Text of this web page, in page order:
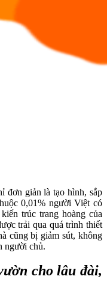
đơn giản là tạo hình, sắp
0,01% người Việt có
trúc trang hoàng của
trải qua quá trình thiết
cũng bị giảm sút, không
người chủ.
cho lâu đài,